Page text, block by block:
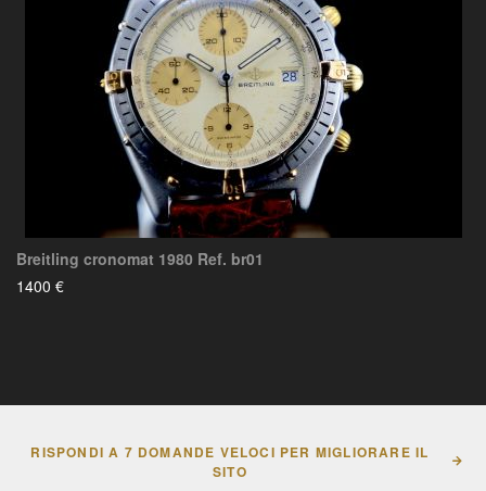
Breitling cronomat 1980 Ref. br01
1400 €
RISPONDI A 7 DOMANDE VELOCI PER MIGLIORARE IL
SITO